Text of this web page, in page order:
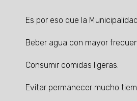
Es por eso que la
Beber agua con mayor
Consumir comidas ligeras.
Evitar permanecer mucho